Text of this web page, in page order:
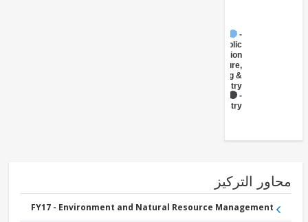
Administration
- Agriculture,
Fishing &
التركيز
FY17 - Environment and Natural Resource Management